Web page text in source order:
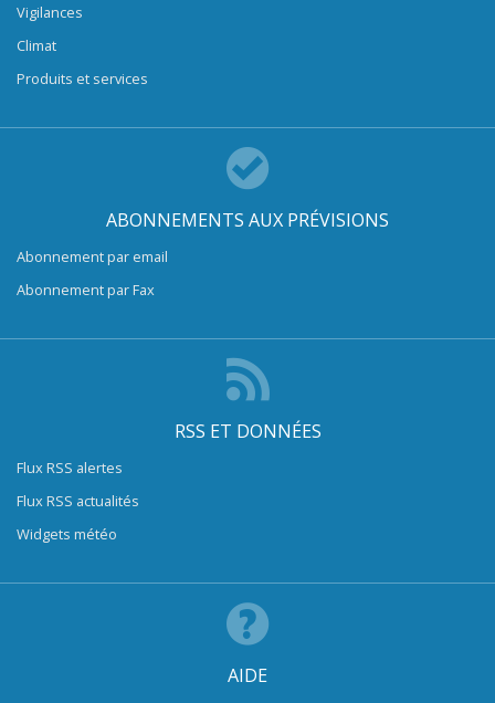
Vigilances
Climat
Produits et services
ABONNEMENTS AUX PRÉVISIONS
Abonnement par email
Abonnement par Fax
RSS ET DONNÉES
Flux RSS alertes
Flux RSS actualités
Widgets météo
AIDE